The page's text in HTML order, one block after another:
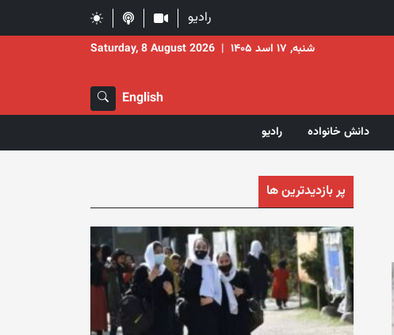
رادیو
شنبه, ۱۷ اسد ۱۴۰۵ |
Saturday, 8 August 2026
English
دانش خانواده رادیو
پر بازدیدترین ها